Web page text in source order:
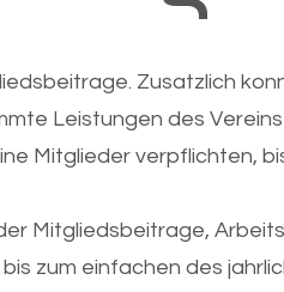
Zusatzlich
Leistungen des
Mitglieder verpflichten,
Mitgliedsbeitrage,
bis zum einfachen des